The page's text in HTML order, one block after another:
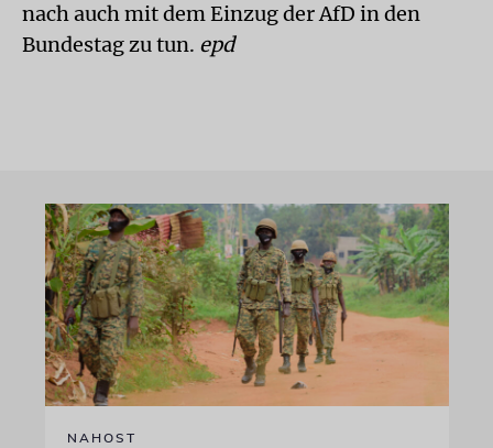
nach auch mit dem Einzug der AfD in den
Bundestag zu tun. epd
NAHOST